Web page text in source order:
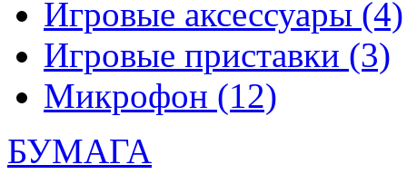
Игровые аксессуары (4)
Игровые приставки (3)
Микрофон (12)
БУМАГА